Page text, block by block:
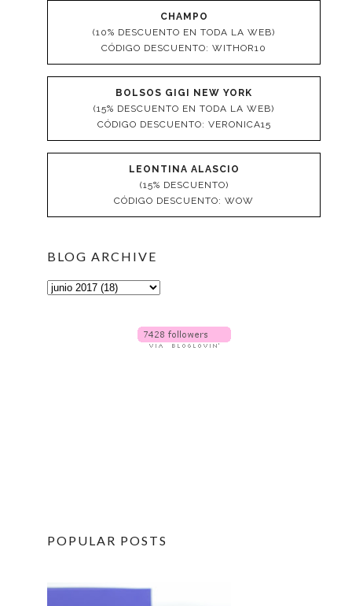
CHAMPO
(10% DESCUENTO EN TODA LA WEB)
CÓDIGO DESCUENTO: WITHOR10
BOLSOS GIGI NEW YORK
(15% DESCUENTO EN TODA LA WEB)
CÓDIGO DESCUENTO: VERONICA15
LEONTINA ALASCIO
(15% DESCUENTO)
CÓDIGO DESCUENTO: WOW
BLOG ARCHIVE
POPULAR POSTS